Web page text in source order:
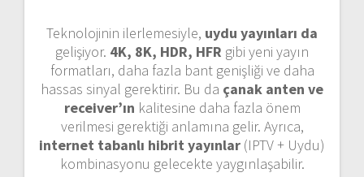
Teknolojinin ilerlemesiyle, uydu yayınları da
gelişiyor. 4K, 8K, HDR, HFR gibi yeni yayın
formatları, daha fazla bant genişliği ve daha
hassas sinyal gerektirir. Bu da çanak anten ve
receiver’ın kalitesine daha fazla önem
verilmesi gerektiği anlamına gelir. Ayrıca,
internet tabanlı hibrit yayınlar (IPTV + Uydu)
kombinasyonu gelecekte yaygınlaşabilir.